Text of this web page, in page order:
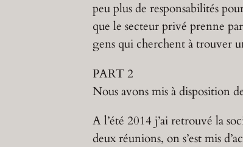
peu plus de responsabilités
que le secteur privé prenne
gens qui cherchent à trouver
PART 2
Nous avons mis à disposition
A l’été 2014 j’ai retrouvé la
deux réunions, on s’est mis